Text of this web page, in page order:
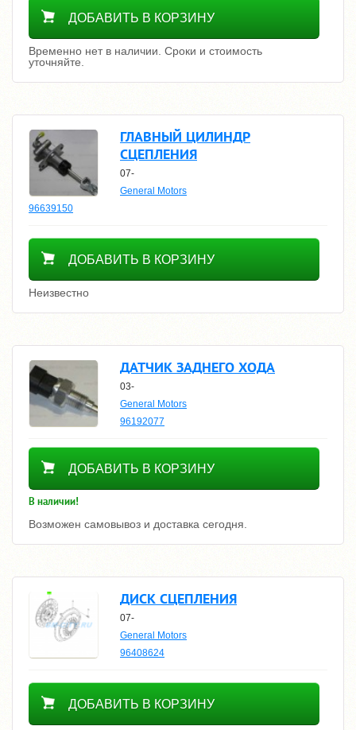
ДОБАВИТЬ В КОРЗИНУ
Временно нет в наличии. Сроки и стоимость
уточняйте.
ГЛАВНЫЙ ЦИЛИНДР
СЦЕПЛЕНИЯ
07-
General Motors
96639150
13100
ДОБАВИТЬ В КОРЗИНУ
Неизвестно
ДАТЧИК ЗАДНЕГО ХОДА
03-
General Motors
96192077
1340
ДОБАВИТЬ В КОРЗИНУ
В наличии!
Возможен самовывоз и доставка сегодня.
ДИСК СЦЕПЛЕНИЯ
07-
General Motors
96408624
Уточнить цену
ДОБАВИТЬ В КОРЗИНУ